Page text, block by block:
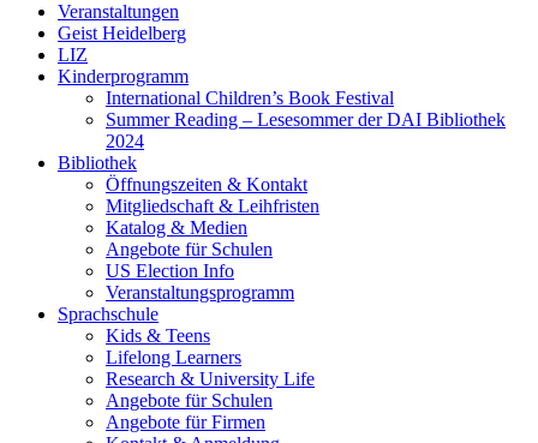
Veranstaltungen
Geist Heidelberg
LIZ
Kinderprogramm
International Children’s Book Festival
Summer Reading – Lesesommer der DAI Bibliothek
2024
Bibliothek
Öffnungszeiten & Kontakt
Mitgliedschaft & Leihfristen
Katalog & Medien
Angebote für Schulen
US Election Info
Veranstaltungsprogramm
Sprachschule
Kids & Teens
Lifelong Learners
Research & University Life
Angebote für Schulen
Angebote für Firmen